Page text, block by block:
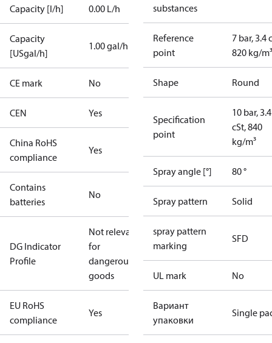
Capacity [l/h] 0.00 L/h
Capacity
[USgal/h]
1.00 gal/h
CE mark No
CEN Yes
China RoHS
compliance
Yes
Contains
batteries
No
DG Indicator
Profile
Not relevant
for
dangerous
goods
EU RoHS
compliance
Yes
substances
Reference
point
7 bar, 3.4
820 kg/m³
Shape Round
Specification
point
10 bar, 3.4
cSt, 840
kg/m³
Spray angle [°] 80 °
Spray pattern Solid
spray pattern
marking
SFD
UL mark No
Вариант
упаковки
Single